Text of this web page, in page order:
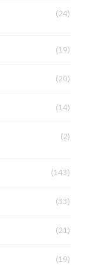
(24)
(19)
(20)
(14)
(2)
(143)
(33)
(21)
(19)